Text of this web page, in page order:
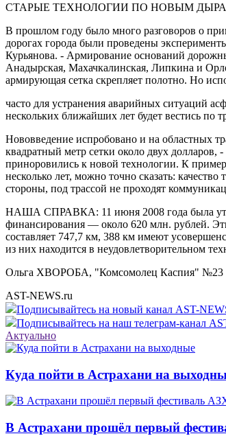
СТАРЫЕ ТЕХНОЛОГИИ ПО НОВЫМ
В прошлом году было много разговоров о
дорогах города были проведены
Курьянова. - Армирование оснований
Анадырская, Махачкалинская, Липкина и
армирующая сетка скрепляет полотно. Но
часто для устранения аварийных ситуаций
нескольких ближайших лет будет вестись по
Нововведение испробовано и на областных
квадратный метр сетки около двух долларов,
приноровились к новой технологии. К
несколько лет, можно точно сказать:
стороны, под трассой не проходят
НАША СПРАВКА: 11 июня 2008 года была
финансирования — около 620 млн. рублей.
составляет 747,7 км, 388 км имеют
из них находится в неудовлетворительном
Ольга ХВОРОБА, "Комсомолец Каспия" №23
AST-NEWS.ru
Подписывайтесь на новый канал AST-
Подписывайтесь на наш телеграм-канал
Актуально
Куда пойти в Астрахани на
В Астрахани прошёл первый